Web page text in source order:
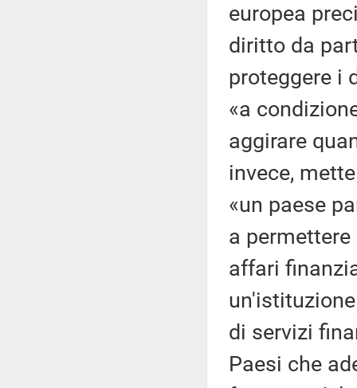
europea
diritto da
proteggere i
«a
aggirare
invece,
«un paese
a
affari
di servizi
Paesi che